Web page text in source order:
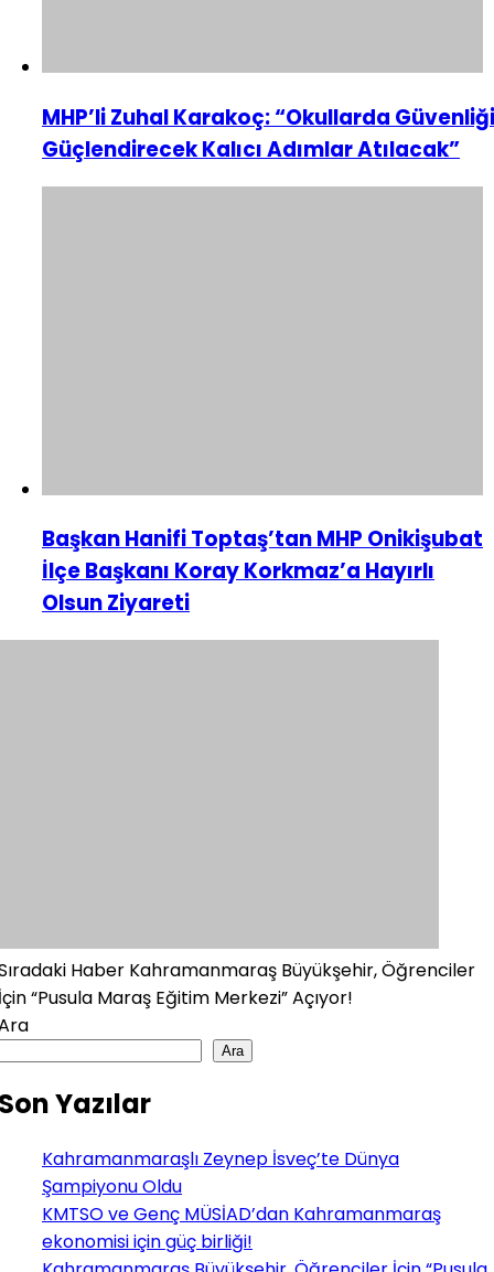
MHP’li Zuhal Karakoç: “Okullarda Güvenliği
Güçlendirecek Kalıcı Adımlar Atılacak”
Başkan Hanifi Toptaş’tan MHP Onikişubat
İlçe Başkanı Koray Korkmaz’a Hayırlı
Olsun Ziyareti
Haber Kahramanmaraş Büyükşehir, Öğrenciler
“Pusula Maraş Eğitim Merkezi” Açıyor!
Ara
Yazılar
Kahramanmaraşlı Zeynep İsveç’te Dünya
Şampiyonu Oldu
KMTSO ve Genç MÜSİAD’dan Kahramanmaraş
ekonomisi için güç birliği!